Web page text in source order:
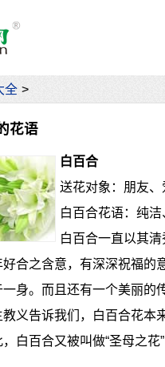
全 >
花语
白百合
送花对象：朋友、
白百合花语：纯
白百合一直以其
合之含意，有深深祝福的
一身。而且还有一个美丽的
教义告诉我们，白百合花本
白百合又被叫做“圣母之花